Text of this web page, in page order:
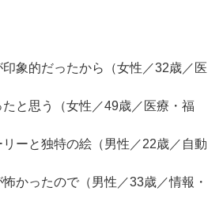
印象的だったから（女性／32歳／医
たと思う（女性／49歳／医療・福
リーと独特の絵（男性／22歳／自動
かったので（男性／33歳／情報・